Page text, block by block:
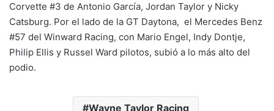
Corvette #3 de Antonio García, Jordan Taylor y Nicky
Catsburg. Por el lado de la GT Daytona, el Mercedes Benz
#57 del Winward Racing, con Mario Engel, Indy Dontje,
Philip Ellis y Russel Ward pilotos, subió a lo más alto del
podio.
Wayne Taylor Racing